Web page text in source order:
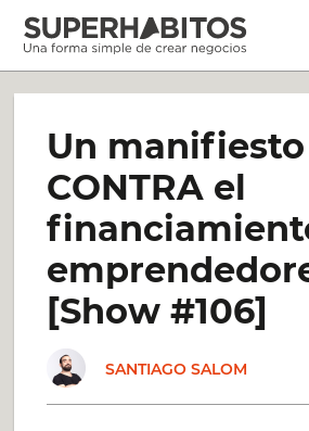
Saltar
contenido
Un manifiesto
CONTRA el
[Show #106]
SANTIAGO SALOM